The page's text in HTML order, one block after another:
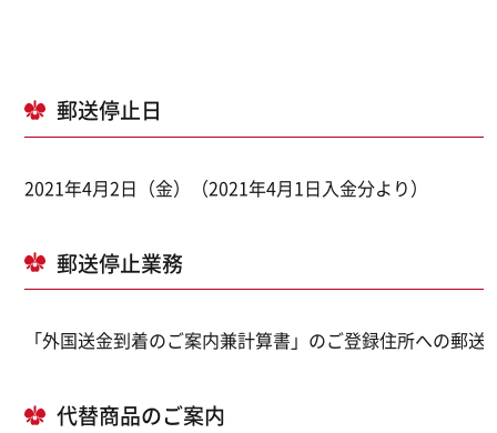
郵送停止日
2021年4月2日（金）（2021年4月1日入金分より）
郵送停止業務
「外国送金到着のご案内兼計算書」のご登録住所への郵送
代替商品のご案内